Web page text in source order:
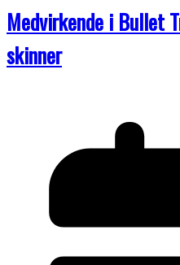
Medvirkende i Bullet
skinner